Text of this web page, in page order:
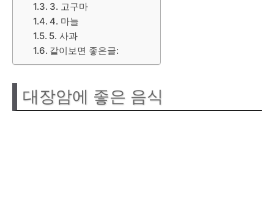
3. 고구마
4. 마늘
5. 사과
같이보면 좋은글:
대장암에 좋은 음식